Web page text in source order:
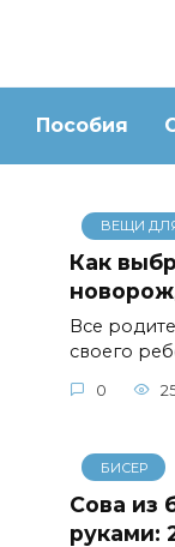
Пособия
ВЕЩИ
Как
Все
своего
0
БИСЕР
Сова из
руками: